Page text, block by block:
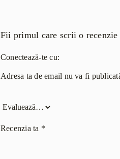
Fii primul care scrii o
Conectează-te cu:
Adresa ta de email nu va fi
Recenzia ta *